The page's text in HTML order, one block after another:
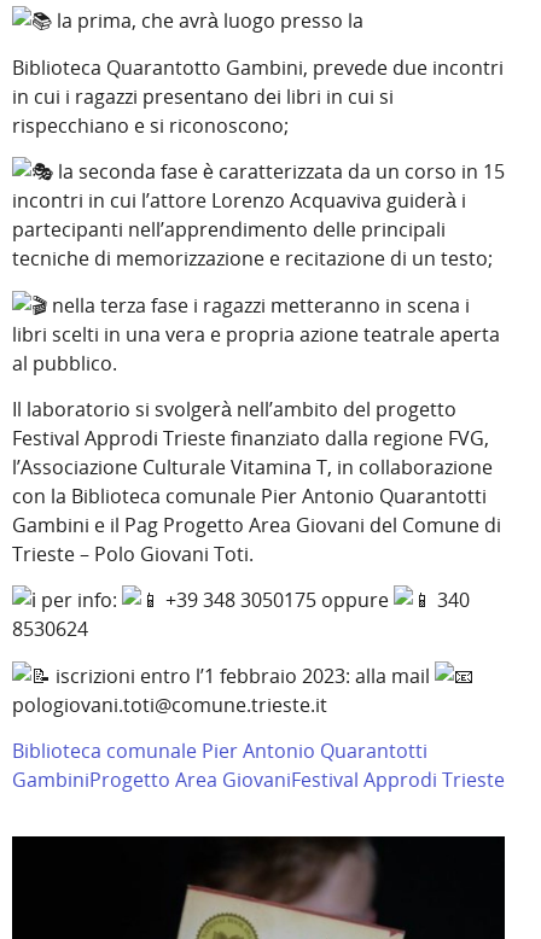
la prima, che avrà luogo presso la
Biblioteca Quarantotto Gambini, prevede due incontri
in cui i ragazzi presentano dei libri in cui si
rispecchiano e si riconoscono;
la seconda fase è caratterizzata da un corso in 15
incontri in cui l’attore Lorenzo Acquaviva guiderà i
partecipanti nell’apprendimento delle principali
tecniche di memorizzazione e recitazione di un testo;
nella terza fase i ragazzi metteranno in scena i
libri scelti in una vera e propria azione teatrale aperta
al pubblico.
Il laboratorio si svolgerà nell’ambito del progetto
Festival Approdi Trieste finanziato dalla regione FVG,
l’Associazione Culturale Vitamina T, in collaborazione
con la Biblioteca comunale Pier Antonio Quarantotti
Gambini e il Pag Progetto Area Giovani del Comune di
Trieste – Polo Giovani Toti.
per info:
+39 348 3050175 oppure
340
8530624
iscrizioni entro l’1 febbraio 2023: alla mail
pologiovani.toti@comune.trieste.it
Biblioteca comunale Pier Antonio Quarantotti
GambiniProgetto Area GiovaniFestival Approdi Trieste